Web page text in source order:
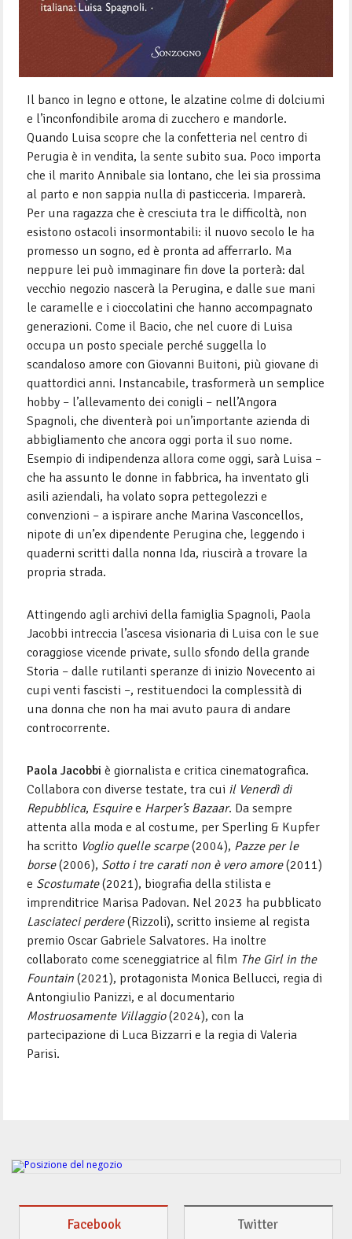
Il banco in legno e ottone, le alzatine colme di dolciumi
e l’inconfondibile aroma di zucchero e mandorle.
Quando Luisa scopre che la confetteria nel centro di
Perugia è in vendita, la sente subito sua. Poco importa
che il marito Annibale sia lontano, che lei sia prossima
al parto e non sappia nulla di pasticceria. Imparerà.
Per una ragazza che è cresciuta tra le difficoltà, non
esistono ostacoli insormontabili: il nuovo secolo le ha
promesso un sogno, ed è pronta ad afferrarlo. Ma
neppure lei può immaginare fin dove la porterà: dal
vecchio negozio nascerà la Perugina, e dalle sue mani
le caramelle e i cioccolatini che hanno accompagnato
generazioni. Come il Bacio, che nel cuore di Luisa
occupa un posto speciale perché suggella lo
scandaloso amore con Giovanni Buitoni, più giovane di
quattordici anni. Instancabile, trasformerà un semplice
hobby – l’allevamento dei conigli – nell’Angora
Spagnoli, che diventerà poi un’importante azienda di
abbigliamento che ancora oggi porta il suo nome.
Esempio di indipendenza allora come oggi, sarà Luisa –
che ha assunto le donne in fabbrica, ha inventato gli
asili aziendali, ha volato sopra pettegolezzi e
convenzioni – a ispirare anche Marina Vasconcellos,
nipote di un’ex dipendente Perugina che, leggendo i
quaderni scritti dalla nonna Ida, riuscirà a trovare la
propria strada.
Attingendo agli archivi della famiglia Spagnoli, Paola
Jacobbi intreccia l’ascesa visionaria di Luisa con le sue
coraggiose vicende private, sullo sfondo della grande
Storia – dalle rutilanti speranze di inizio Novecento ai
cupi venti fascisti –, restituendoci la complessità di
una donna che non ha mai avuto paura di andare
controcorrente.
Paola Jacobbi è giornalista e critica cinematografica.
Collabora con diverse testate, tra cui il Venerdì di
Repubblica, Esquiree Harper’s Bazaar. Da sempre
attenta alla moda e al costume, per Sperling & Kupfer
ha scritto Voglio quelle scarpe(2004), Pazze per le
borse(2006), Sotto i tre carati non è vero amore(2011)
e Scostumate(2021), biografia della stilista e
imprenditrice Marisa Padovan. Nel 2023 ha pubblicato
Lasciateci perdere(Rizzoli), scritto insieme al regista
premio Oscar Gabriele Salvatores. Ha inoltre
collaborato come sceneggiatrice al film The Girl in the
Fountain (2021), protagonista Monica Bellucci, regia di
Antongiulio Panizzi, e al documentario
Mostruosamente Villaggio(2024), con la
partecipazione di Luca Bizzarri e la regia di Valeria
Parisi.
Facebook Twitter